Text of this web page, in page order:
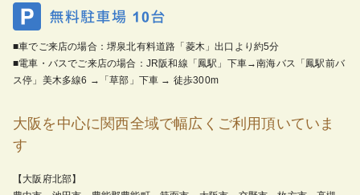
■車でご来店の場合：堺泉北有料道路「菱木」出口より約5分
■電車・バスでご来店の場合：JR阪和線「鳳駅」下車→南海バス「鳳駅前バ
ス停」美木多線6 →「草部」下車 → 徒歩300m
大阪を中心に関西全域で幅広くご利用頂いていま
す
【大阪府北部】